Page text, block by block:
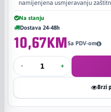
namijenjena usmjeravanju
Na stanju
Dostava 24-48h
10,67KMSa PDV-om
- +
Brzi